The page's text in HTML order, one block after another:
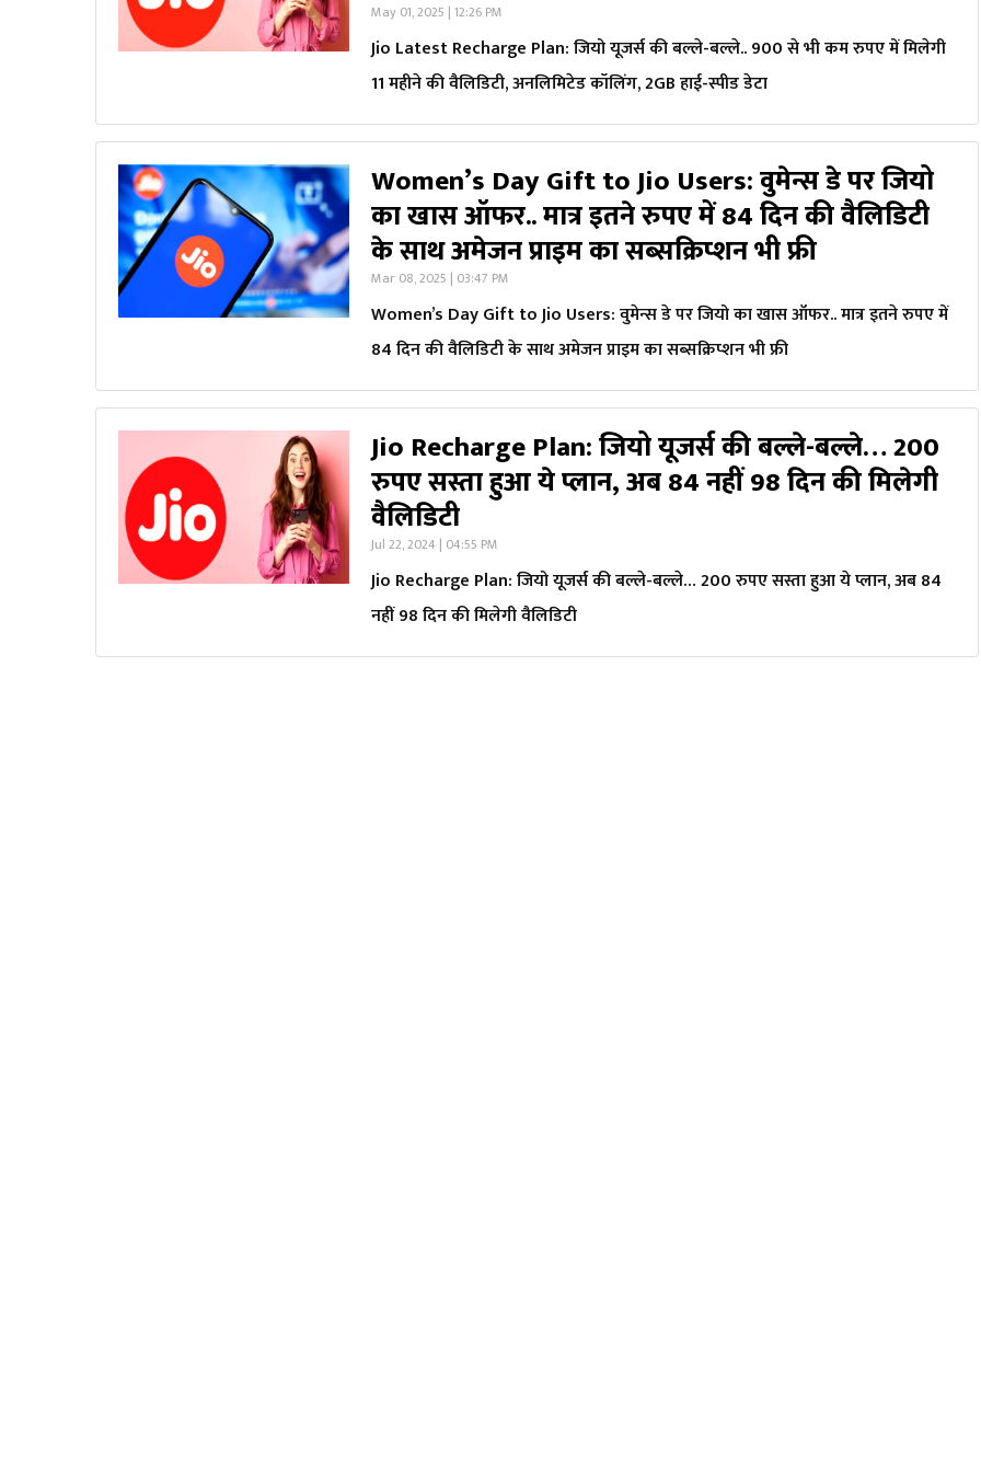
May 01, 2025 | 12:26 PM
Jio Latest Recharge Plan: जियो यूजर्स की बल्ले-बल्ले.. 900 से भी कम रुपए में मिलेगी
11 महीने की वैलिडिटी, अनलिमिटेड कॉलिंग, 2GB हाई-स्पीड डेटा
Women’s Day Gift to Jio Users: वुमेन्स डे पर जियो
का खास ऑफर.. मात्र इतने रुपए में 84 दिन की वैलिडिटी
के साथ अमेजन प्राइम का सब्सक्रिप्शन भी फ्री
Mar 08, 2025 | 03:47 PM
Women’s Day Gift to Jio Users: वुमेन्स डे पर जियो का खास ऑफर.. मात्र इतने रुपए में
84 दिन की वैलिडिटी के साथ अमेजन प्राइम का सब्सक्रिप्शन भी फ्री
Jio Recharge Plan: जियो यूजर्स की बल्ले-बल्ले… 200
रुपए सस्ता हुआ ये प्लान, अब 84 नहीं 98 दिन की मिलेगी
वैल‍िड‍िटी
Jul 22, 2024 | 04:55 PM
Jio Recharge Plan: जियो यूजर्स की बल्ले-बल्ले… 200 रुपए सस्ता हुआ ये प्लान, अब 84
नहीं 98 दिन की मिलेगी वैल‍िड‍िटी